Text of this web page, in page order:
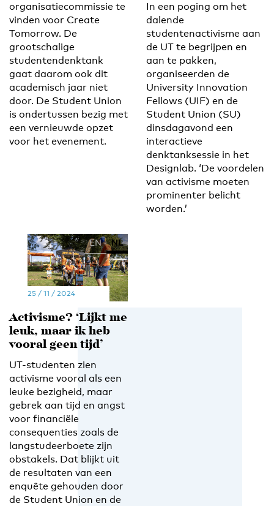
organisatiecommissie te
vinden voor Create
Tomorrow. De
grootschalige
studentendenktank
gaat daarom ook dit
academisch jaar niet
door. De Student Union
is ondertussen bezig met
een vernieuwde opzet
voor het evenement.
In een poging om het
dalende
studentenactivisme aan
de UT te begrijpen en
aan te pakken,
organiseerden de
University Innovation
Fellows (UIF) en de
Student Union (SU)
dinsdagavond een
interactieve
denktanksessie in het
Designlab. ‘De voordelen
van activisme moeten
prominenter belicht
worden.’
EN NL
25 / 11 / 2024
Activisme? ‘Lijkt me
leuk, maar ik heb
vooral geen tijd’
UT-studenten zien
activisme vooral als een
leuke bezigheid, maar
gebrek aan tijd en angst
voor financiële
consequenties zoals de
langstudeerboete zijn
obstakels. Dat blijkt uit
de resultaten van een
enquête gehouden door
de Student Union en de